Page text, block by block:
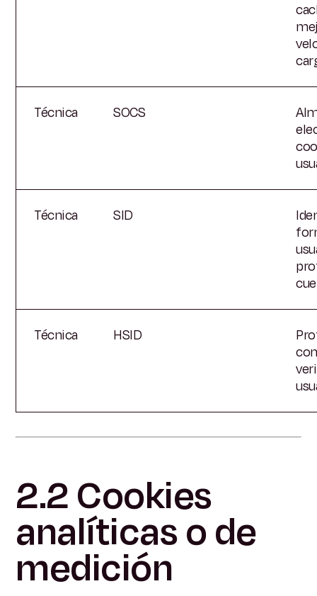
Técnica SOCS
Técnica SID
Técnica HSID
2.2 Cookies
analíticas o de
medición